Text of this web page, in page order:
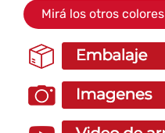
Mirá los otros colores